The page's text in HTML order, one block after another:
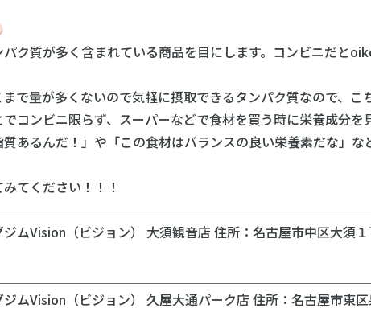
ク質が多く含まれている商品を目にします。コンビニだと
で量が多くないので気軽に摂取できるタンパク質なので、こ
コンビニ限らず、スーパーなどで食材を買う時に栄養成分を
質あるんだ！」や「この食材はバランスの良い栄養素だな」
てください！！！
ムVision（ビジョン） 大須観音店 住所：名古屋市中区大須
ムVision（ビジョン） 久屋大通パーク店 住所：名古屋市東